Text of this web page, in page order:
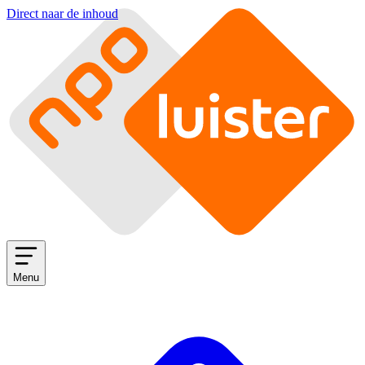
Direct naar de inhoud
Menu